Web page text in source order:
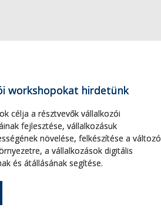
workshopokat hirdetünk
célja a résztvevők vállalkozói
fejlesztése, vállalkozásuk
növelése, felkészítése a változó
a vállalkozások digitális
és átállásának segítése.